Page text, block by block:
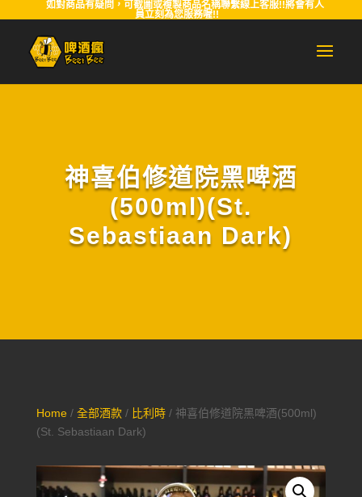
如對商品有疑問，可截圖或複製商品名稱聯繫線上客服!!將會有人
員立刻為您服務喔!!
神喜伯修道院黑啤酒
(500ml)(St.
Sebastiaan Dark)
Home/ 全部酒款/ 比利時/ 神喜伯修道院黑啤酒(500ml)
(St. Sebastiaan Dark)